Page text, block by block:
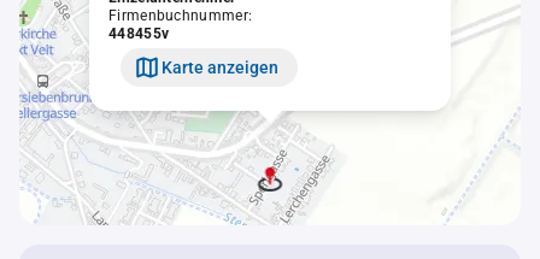
Firmenbuchnummer:
448455v
Karte anzeigen